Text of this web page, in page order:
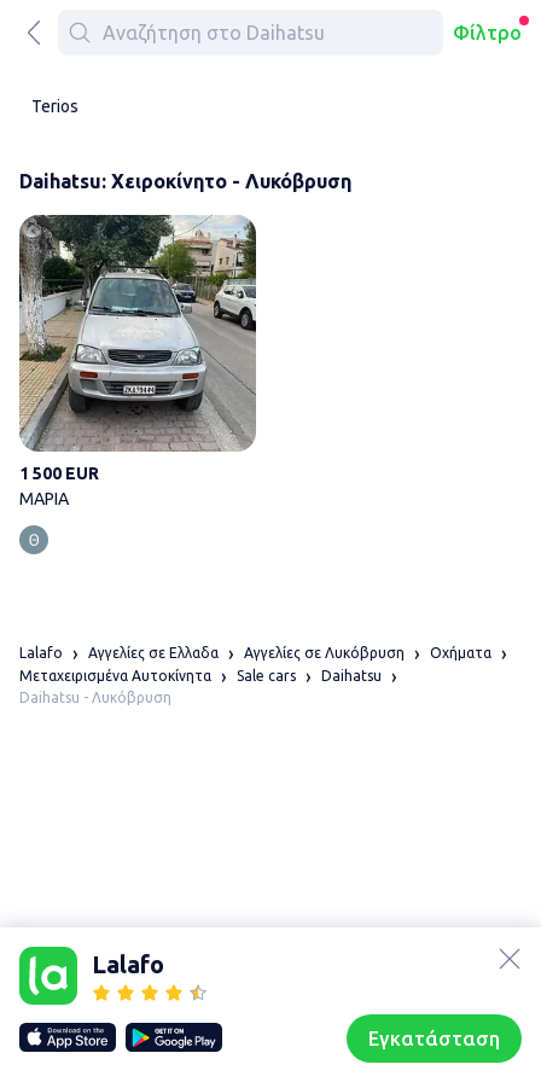
Φίλτρο
Terios
Daihatsu: Χειροκίνητο - Λυκόβρυση
1 500 EUR
ΜΑΡΙΑ
Lalafo
Εγκατάσταση
Lalafo Αγγελίες σε Ελλαδα Αγγελίες σε Λυκόβρυση
Οχήματα
Μεταχειρισμένα Αυτοκίνητα
Sale cars
Daihatsu
Daihatsu - Λυκόβρυση
Our websites
lalafo.kg
lalafo.rs
lalafo.pl
Sitemap
τοποθεσίας
Συζητήσεις Προφίλ